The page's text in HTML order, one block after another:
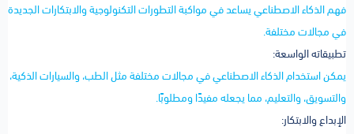
فهم الذكاء الاصطناعي يساعد في مواكبة التطورات التكنولوجية والابتكارات الجديدة
في مجالات مختلفة.
تطبيقاته الواسعة:
يمكن استخدام الذكاء الاصطناعي في مجالات مختلفة مثل الطب، والسيارات الذكية،
والتسويق، والتعليم، مما يجعله مفيدًا ومطلوبًا.
الإبداع والابتكار: